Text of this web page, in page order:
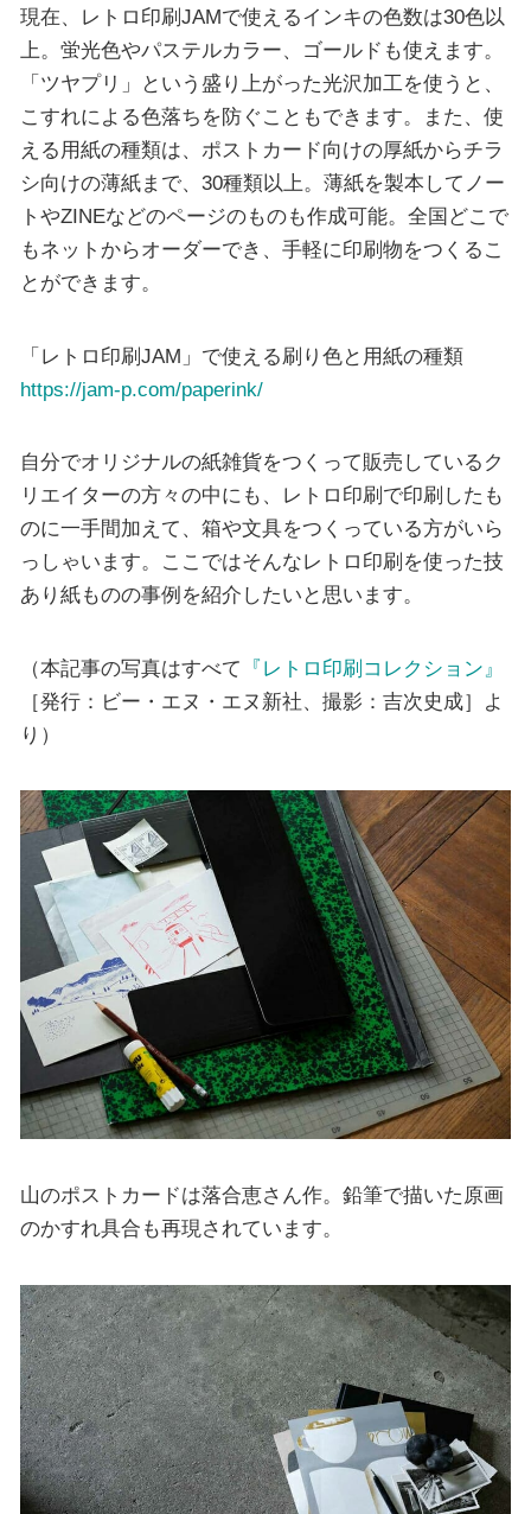
現在、レトロ印刷JAMで使えるインキの色数は30色以
上。蛍光色やパステルカラー、ゴールドも使えます。
「ツヤプリ」という盛り上がった光沢加工を使うと、
こすれによる色落ちを防ぐこともできます。また、使
える用紙の種類は、ポストカード向けの厚紙からチラ
シ向けの薄紙まで、30種類以上。薄紙を製本してノー
トやZINEなどのページのものも作成可能。全国どこで
もネットからオーダーでき、手軽に印刷物をつくるこ
とができます。
「レトロ印刷JAM」で使える刷り色と用紙の種類
https://jam-p.com/paperink/
自分でオリジナルの紙雑貨をつくって販売しているク
リエイターの方々の中にも、レトロ印刷で印刷したも
のに一手間加えて、箱や文具をつくっている方がいら
っしゃいます。ここではそんなレトロ印刷を使った技
あり紙ものの事例を紹介したいと思います。
（本記事の写真はすべて 『レトロ印刷コレクション』
［発行：ビー・エヌ・エヌ新社、撮影：吉次史成］よ
り）
山のポストカードは落合恵さん作。鉛筆で描いた原画
のかすれ具合も再現されています。